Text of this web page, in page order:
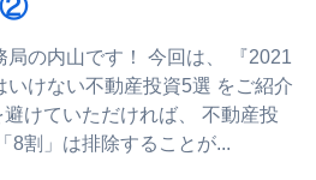
②
す！ 今回は、 『2021
い不動産投資5選 をご紹介
8割」は排除することが...